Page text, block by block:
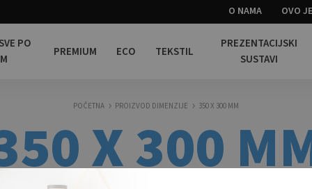
O NAMA OVO
PO
PREMIUM ECO TEKSTIL
PREZENTACIJSKI
SUSTAVI
X 300
POČETNA PROIZVOD DIMENZIJE 350 X 300 MM